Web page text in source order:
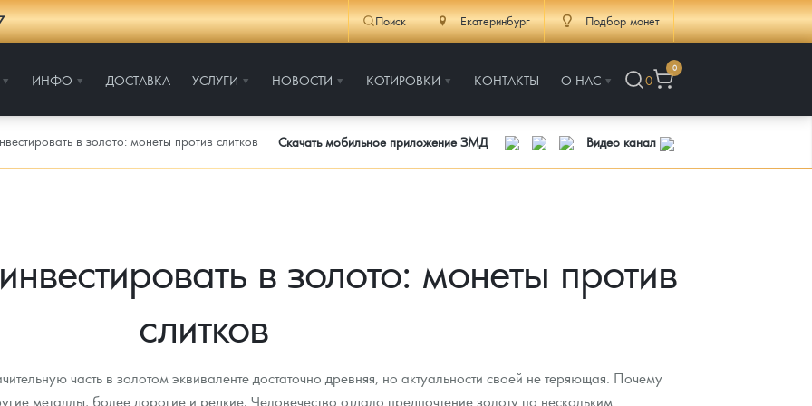
Поиск Екатеринбург Подбор монет
ИНФО ДОСТАВКА УСЛУГИ НОВОСТИ КОТИРОВКИ КОНТАКТЫ О НАС 0
0
в золото: монеты против слитков Скачать мобильное приложение ЗМД Видео канал
в золото: монеты против
слитков
часть в золотом эквиваленте достаточно древняя, но актуальности своей не теряющая. Почему
металлы, более дорогие и редкие. Человечество отдало предпочтение золоту по нескольким